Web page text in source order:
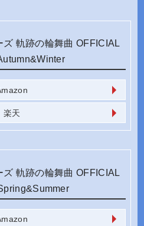
ズ 軌跡の輪舞曲 OFFICIAL
楽天
ズ 軌跡の輪舞曲 OFFICIAL